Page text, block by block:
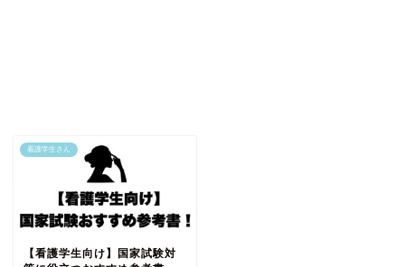
看護学生さん
【看護学生向け】国家試験対